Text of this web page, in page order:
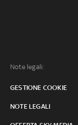
Note legali:
GESTIONE COOKIE
NOTE LEGALI